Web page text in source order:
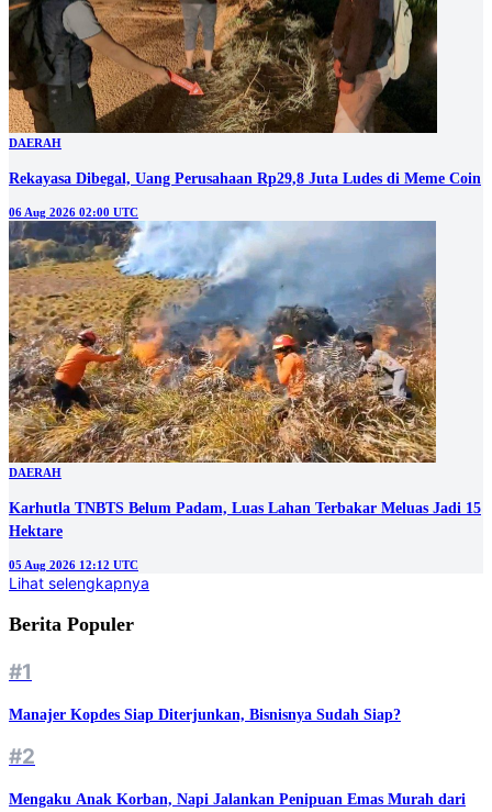
DAERAH
Rekayasa Dibegal, Uang Perusahaan Rp29,8 Juta Ludes di Meme Coin
06 Aug 2026 02:00 UTC
DAERAH
Karhutla TNBTS Belum Padam, Luas Lahan Terbakar Meluas Jadi 15
Hektare
05 Aug 2026 12:12 UTC
Lihat selengkapnya
Berita Populer
#1
Manajer Kopdes Siap Diterjunkan, Bisnisnya Sudah Siap?
#2
Mengaku Anak Korban, Napi Jalankan Penipuan Emas Murah dari